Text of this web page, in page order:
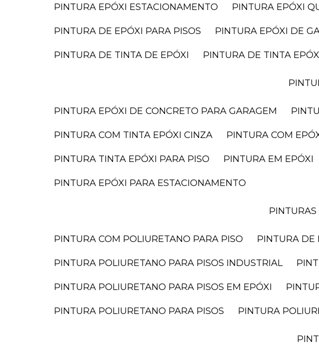
PINTURA EPÓXI ESTACIONAMENTO PINTURA EPÓXI
PINTURA DE EPÓXI PARA PISOS PINTURA EPÓXI DE
PINTURA DE TINTA DE EPÓXI PINTURA DE TINTA
PINTURA EPÓXI DE CONCRETO PARA GARAGEM
PINTURA COM TINTA EPÓXI CINZA PINTURA COM
PINTURA TINTA EPÓXI PARA PISO PINTURA EM EPÓXI
PINTURA EPÓXI PARA ESTACIONAMENTO
PINTURA COM POLIURETANO PARA PISO PINTURA
PINTURA POLIURETANO PARA PISOS INDUSTRIAL
PINTURA POLIURETANO PARA PISOS EM EPÓXI
PINTURA POLIURETANO PARA PISOS PINTURA